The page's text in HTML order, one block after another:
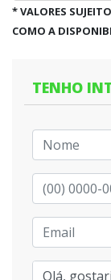
* VALORES
COMO A
TENHO